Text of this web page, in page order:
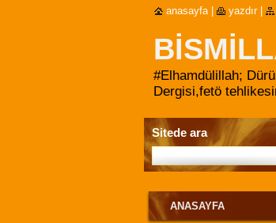
#Elhamdülillah;
Dergisi,fetö
ANASAYFA
Sitede ara
anasayfa yazdır